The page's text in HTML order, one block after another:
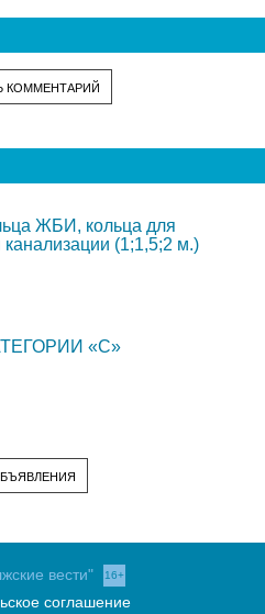
КОММЕНТАРИЙ
ЖБИ, кольца для
(1;1,5;2 м.)
«C»
вести" 16+
соглашение